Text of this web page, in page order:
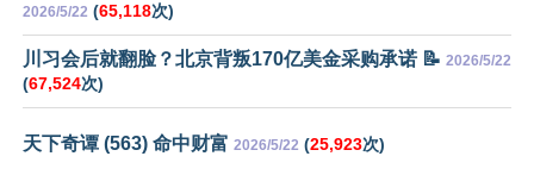
2026/5/22 (65,118次)
川习会后就翻脸？北京背叛170亿美金采购承诺 📝 2026/5/22
(67,524次)
天下奇谭 (563) 命中财富 2026/5/22 (25,923次)